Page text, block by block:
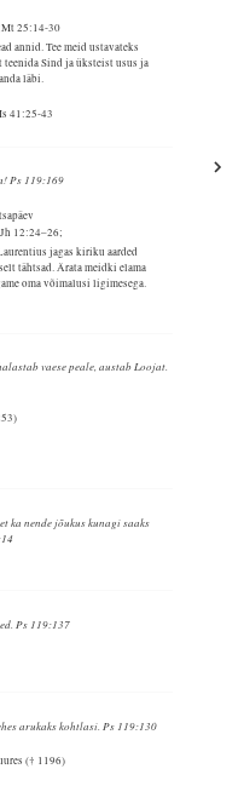
25:14-30
annid. Tee meid ustavateks
Sind ja üksteist usus ja
läbi.
41:25-43
Ps 119:169
12:24–26;
jagas kiriku aarded
tähtsad. Ärata meidki elama
oma võimalusi ligimesega.
vaese peale, austab Loojat.
ka nende jõukus kunagi saaks
Ps 119:137
arukaks kohtlasi. Ps 119:130
(† 1196)